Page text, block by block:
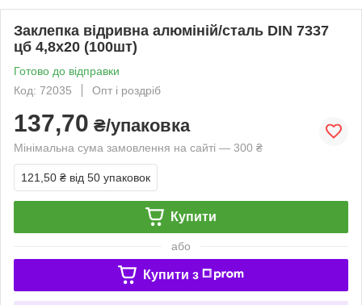
Заклепка відривна алюміній/сталь DIN 7337
цб 4,8х20 (100шт)
Готово до відправки
Код: 72035
Опт і роздріб
137,70 ₴/упаковка
Мінімальна сума замовлення на сайті — 300 ₴
121,50 ₴ від 50 упаковок
Купити
або
Купити з